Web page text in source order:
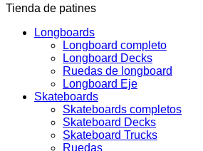
Tienda de patines
Longboards
Longboard completo
Longboard Decks
Ruedas de longboard
Longboard Eje
Skateboards
Skateboards completos
Skateboard Decks
Skateboard Trucks
Ruedas